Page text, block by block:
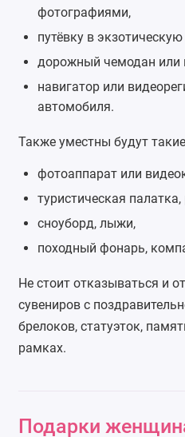
фотографиями,
путёвку в экзотическую
дорожный чемодан или
навигатор или
автомобиля.
Также уместны будут
фотоаппарат или
туристическая
сноуборд, лыжи,
походный фонарь,
Не стоит отказываться и
сувениров с
брелоков, статуэток,
рамках.
Подарки